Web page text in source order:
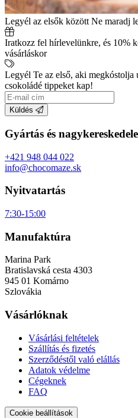
Legyél az elsők között Ne maradj
Iratkozz fel hírlevelünkre, és 10%
vásárláskor
Legyél Te az első, aki megkóstolja
csokoládé tippeket kap!
Küldés
Gyártás és
+421 948 044 022
info@chocomaze.sk
Nyitvatartás
7:30-15:00
Manufaktúra
Marina Park
Bratislavská cesta 4303
945 01 Komárno
Szlovákia
Vásárlóknak
Vásárlási feltételek
Szállítás és fizetés
Szerződéstől való elállás
Adatok védelme
Cégeknek
FAQ
Cookie beállítások